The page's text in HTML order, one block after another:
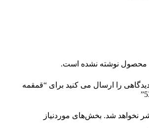
محصول نوشته نشده است.
را ارسال می کنید برای “قمقمه
نخواهد شد. بخش‌های موردنیاز